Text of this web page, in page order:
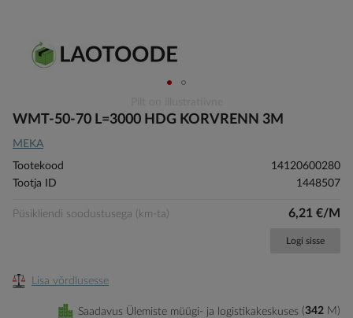
to
beginning
of
the
gallery
WMT-50-70 L=3000 HDG KORVRENN 3M
MEKA
Tootekood
14120600280
Tootja ID
1448507
Püsikliendi soodustusega (km-ta) 6,21 €/M
Logi sisse
Lisa võrdlusesse
Saadavus Ülemiste müügi- ja logistikakeskuses 342 M